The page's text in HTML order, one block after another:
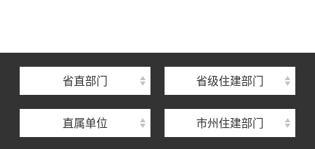
省直部门 省级住建部门
直属单位
湖北省住房保障中心
湖北省建设工程质量安全监督总站
湖北省建设工程标准定额管理总站 市州住建部门